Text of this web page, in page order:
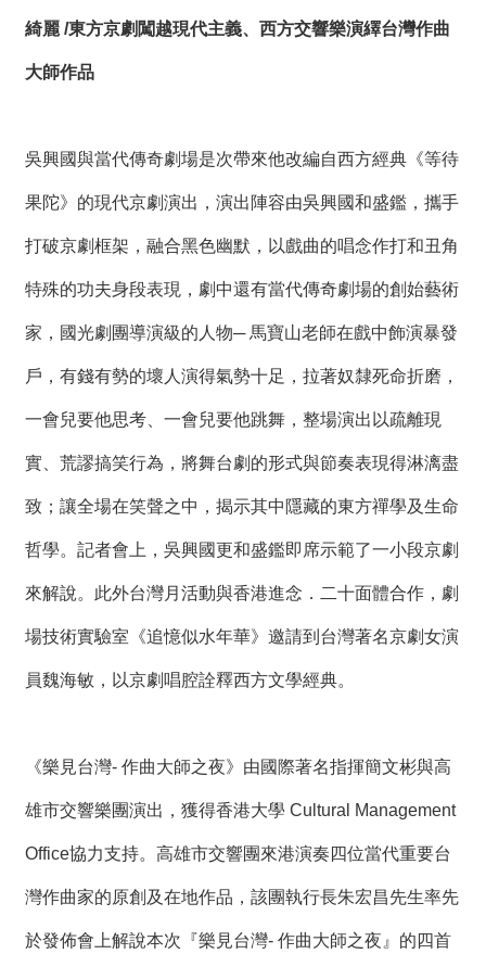
綺麗 /東方京劇闖越現代主義、西方交響樂演繹台灣作曲
大師作品
吳興國與當代傳奇劇場是次帶來他改編自西方經典《等待
果陀》的現代京劇演出，演出陣容由吳興國和盛鑑，攜手
打破京劇框架，融合黑色幽默，以戲曲的唱念作打和丑角
特殊的功夫身段表現，劇中還有當代傳奇劇場的創始藝術
家，國光劇團導演級的人物─ 馬寶山老師在戲中飾演暴發
戶，有錢有勢的壞人演得氣勢十足，拉著奴隸死命折磨，
一會兒要他思考、一會兒要他跳舞，整場演出以疏離現
實、荒謬搞笑行為，將舞台劇的形式與節奏表現得淋漓盡
致；讓全場在笑聲之中，揭示其中隱藏的東方禪學及生命
哲學。記者會上，吳興國更和盛鑑即席示範了一小段京劇
來解說。此外台灣月活動與香港進念．二十面體合作，劇
場技術實驗室《追憶似水年華》邀請到台灣著名京劇女演
員魏海敏，以京劇唱腔詮釋西方文學經典。
《樂見台灣- 作曲大師之夜》由國際著名指揮簡文彬與高
雄市交響樂團演出，獲得香港大學 Cultural Management
Office協力支持。高雄市交響團來港演奏四位當代重要台
灣作曲家的原創及在地作品，該團執行長朱宏昌先生率先
於發佈會上解說本次『樂見台灣- 作曲大師之夜』的四首